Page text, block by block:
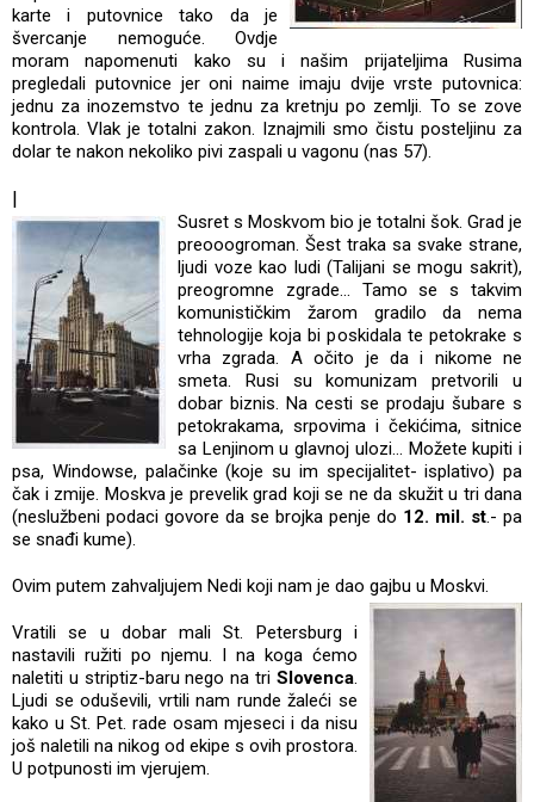
karte i putovnice tako da je
švercanje nemoguće. Ovdje
moram napomenuti kako su i našim prijateljima Rusima
pregledali putovnice jer oni naime imaju dvije vrste putovnica:
jednu za inozemstvo te jednu za kretnju po zemlji. To se zove
kontrola. Vlak je totalni zakon. Iznajmili smo čistu posteljinu za
dolar te nakon nekoliko pivi zaspali u vagonu (nas 57).
|
Susret s Moskvom bio je totalni šok. Grad je
preooogroman. Šest traka sa svake strane,
ljudi voze kao ludi (Talijani se mogu sakrit),
preogromne zgrade... Tamo se s takvim
komunističkim žarom gradilo da nema
tehnologije koja bi poskidala te petokrake s
vrha zgrada. A očito je da i nikome ne
smeta. Rusi su komunizam pretvorili u
dobar biznis. Na cesti se prodaju šubare s
petokrakama, srpovima i čekićima, sitnice
sa Lenjinom u glavnoj ulozi... Možete kupiti i
psa, Windowse, palačinke (koje su im specijalitet- isplativo) pa
čak i zmije. Moskva je prevelik grad koji se ne da skužit u tri dana
(neslužbeni podaci govore da se brojka penje do 12. mil. st.- pa
se snađi kume).
Ovim putem zahvaljujem Nedi koji nam je dao gajbu u Moskvi.
Vratili se u dobar mali St. Petersburg i
nastavili ružiti po njemu. I na koga ćemo
naletiti u striptiz-baru nego na tri Slovenca.
Ljudi se oduševili, vrtili nam runde žaleći se
kako u St. Pet. rade osam mjeseci i da nisu
još naletili na nikog od ekipe s ovih prostora.
U potpunosti im vjerujem.